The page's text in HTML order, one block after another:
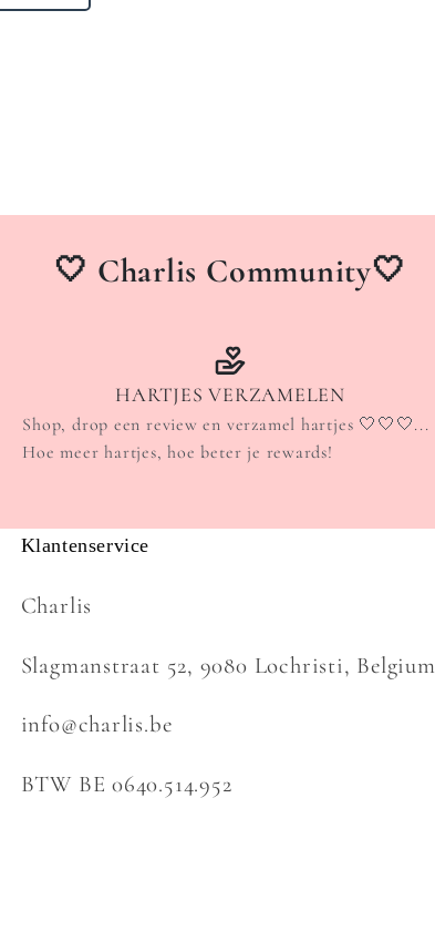
🤍 Charlis Community🤍
HARTJES VERZAMELEN
Shop, drop een review en verzamel hartjes 🤍🤍🤍...
Hoe meer hartjes, hoe beter je rewards!
Klantenservice
Charlis
Slagmanstraat 52, 9080 Lochristi, Belgium
info@charlis.be
BTW BE 0640.514.952